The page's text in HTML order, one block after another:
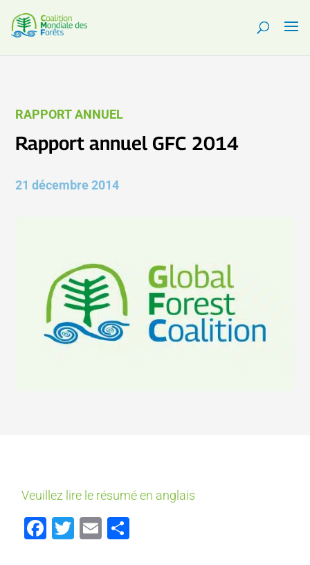
RAPPORT ANNUEL
Rapport annuel GFC 2014
21 décembre 2014
Veuillez lire le résumé en anglais
Facebook
Twitter
Email